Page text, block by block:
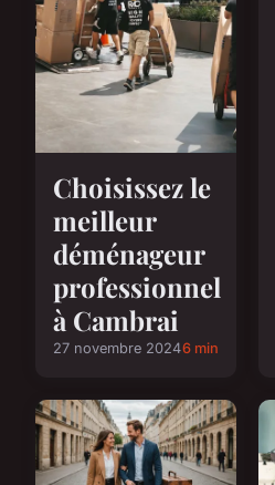
Choisissez le
meilleur
déménageur
professionnel
à Cambrai
27 novembre 20246 min